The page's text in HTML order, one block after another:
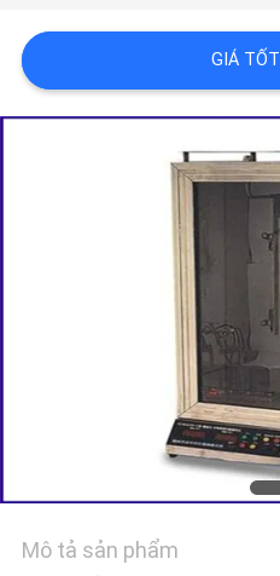
LIÊN
HỆ
CHÚNG
SƠ
GIÁ
Mô tả sản phẩm